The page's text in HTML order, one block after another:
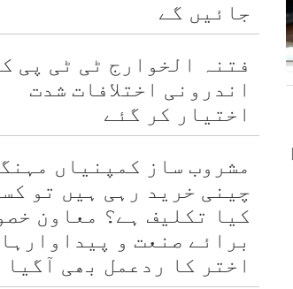
جائیں گے
فتنہ الخوارج ٹی ٹی پی
اندرونی اختلافات شدت
اختیار کر گئے
مشروب ساز کمپنیاں
چینی خرید رہی ہیں تو
کیا تکلیف ہے؟ معاون
برائے صنعت و
اختر کا ردعمل بھی آگیا